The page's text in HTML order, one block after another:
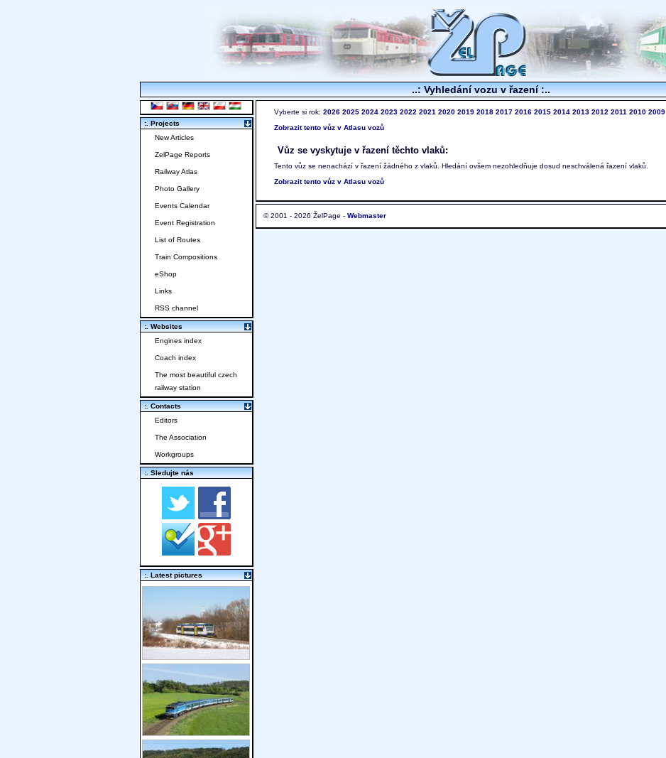
..: Vyhledání vozu v řazení :..
Vyberte si rok: 2026 2025 2024 2023 2022 2021 2020 2019 2018 2017 2016 2015 2014 2013 2012 2011 2010 2009
Zobrazit tento vůz v Atlasu vozů
Vůz se vyskytuje v řazení těchto vlaků:
Tento vůz se nenachází v řazení žádného z vlaků. Hledání ovšem nezohledňuje dosud neschválená řazení vlaků.
Zobrazit tento vůz v Atlasu vozů
© 2001 - 2026 ŽelPage - Webmaster
:. Projects
New Articles
ZelPage Reports
Railway Atlas
Photo Gallery
Events Calendar
Event Registration
List of Routes
Train Compositions
eShop
Links
RSS channel
:. Websites
Engines index
Coach index
The most beautiful czech
railway station
:. Contacts
Editors
The Association
Workgroups
:. Sledujte nás
:. Latest pictures